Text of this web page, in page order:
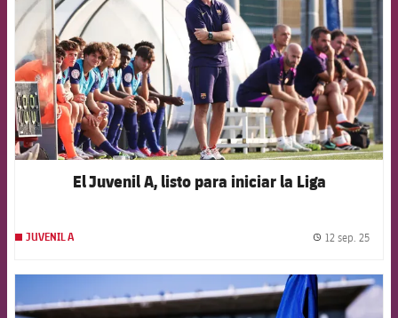
El Juvenil A, listo para iniciar la Liga
JUVENIL A 12 sep. 25
FCB Barcelona badge